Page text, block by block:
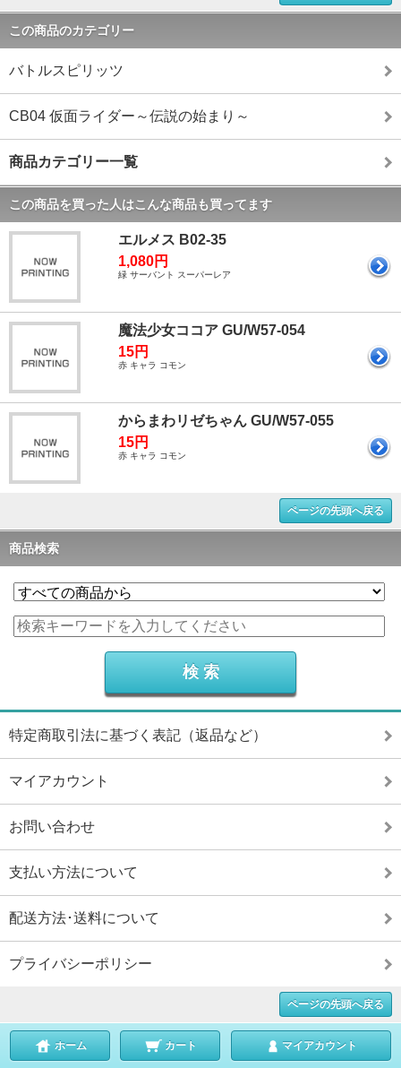
この商品のカテゴリー
バトルスピリッツ
CB04 仮面ライダー～伝説の始まり～
商品カテゴリー一覧
この商品を買った人はこんな商品も買ってます
エルメス B02-35
1,080円
緑 サーバント スーパーレア
魔法少女ココア GU/W57-054
15円
赤 キャラ コモン
からまわリゼちゃん GU/W57-055
15円
赤 キャラ コモン
ページの先頭へ戻る
商品検索
特定商取引法に基づく表記（返品など）
マイアカウント
お問い合わせ
支払い方法について
配送方法･送料について
プライバシーポリシー
ページの先頭へ戻る
ホーム カート マイアカウント